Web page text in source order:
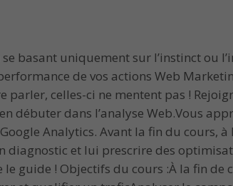
basant uniquement sur l’instinct ou
de vos actions Web
parler, celles-ci ne mentent pas !
débuter dans l’analyse Web.Vous
Analytics. Avant la fin du cours,
diagnostic et lui prescrire des
guide ! Objectifs du cours :À la fin de